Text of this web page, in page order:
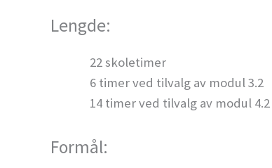
Lengde:
22 skoletimer
6 timer ved tilvalg av modul 3.2
14 timer ved tilvalg av modul 4.2
Formål: